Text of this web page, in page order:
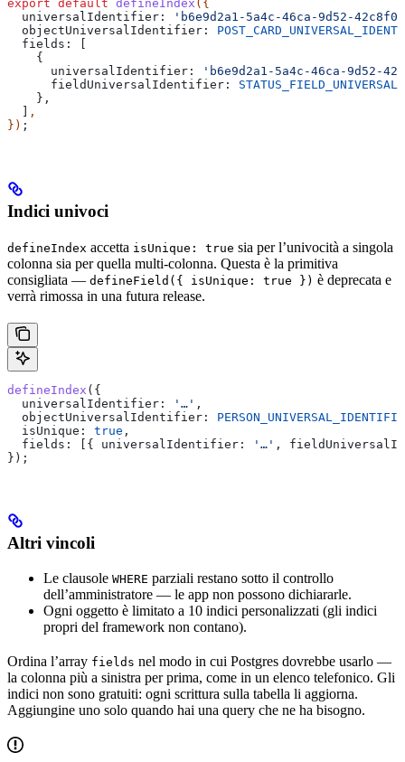
export default defineIndex ({
  universalIdentifier:
'b6e9d2a1-5a4c-46ca-9d52-
  objectUniversalIdentifier:
  fields:
    {
      universalIdentifier:
'b6e9d2a1-5a4c-46ca-9d52-
      fieldUniversalIdentifier:
    },
,
}) ;
Indici univoci
defineIndex accetta isUnique: true sia per l’univocità a singola
colonna sia per quella multi-colonna. Questa è la primitiva
consigliata — defineField({ isUnique: true }) è deprecata e
verrà rimossa in una futura release.
defineIndex ({
  universalIdentifier:
'…' ,
  objectUniversalIdentifier:
  isUnique:
true ,
  fields:
[{ universalIdentifier: '…' ,
});
Altri vincoli
Le clausole WHERE parziali restano sotto il controllo
dell’amministratore — le app non possono dichiararle.
Ogni oggetto è limitato a 10 indici personalizzati (gli indici
propri del framework non contano).
Ordina l’array fields nel modo in cui Postgres dovrebbe usarlo —
la colonna più a sinistra per prima, come in un elenco telefonico. Gli
indici non sono gratuiti: ogni scrittura sulla tabella li aggiorna.
Aggiungine uno solo quando hai una query che ne ha bisogno.